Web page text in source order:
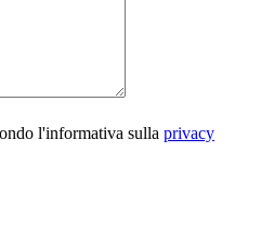
l'informativa sulla privacy